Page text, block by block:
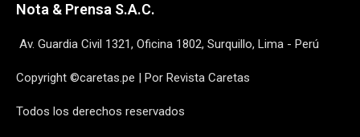
Nota & Prensa S.A.C.
Av. Guardia Civil 1321, Oficina 1802, Surquillo, Lima - Perú
Copyright ©caretas.pe | Por Revista Caretas
Todos los derechos reservados